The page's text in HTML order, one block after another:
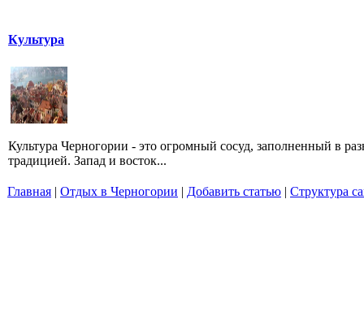
Культура
Культура Черногории - это огромный сосуд, заполненный в
традицией. Запад и восток...
Главная | Отдых в Черногории | Добавить статью | Структура